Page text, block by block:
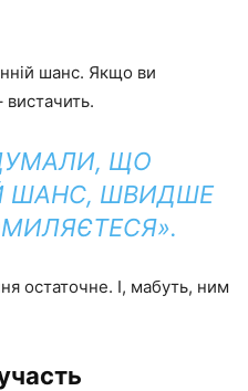
шанс. Якщо ви
вистачить.
ЩО
ШАНС, ШВИДШЕ
остаточне. І, мабуть, ним